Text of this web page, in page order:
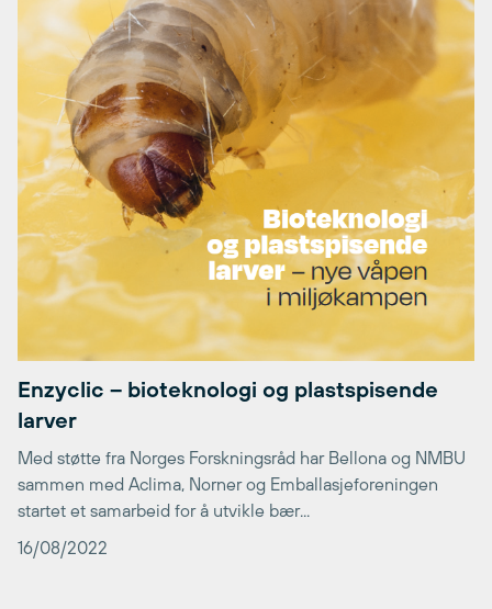
Enzyclic – bioteknologi og plastspisende
larver
Med støtte fra Norges Forskningsråd har Bellona og NMBU
sammen med Aclima, Norner og Emballasjeforeningen
startet et samarbeid for å utvikle bær...
16/08/2022